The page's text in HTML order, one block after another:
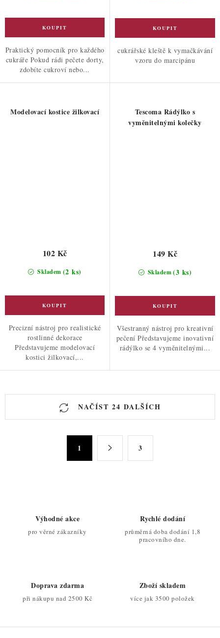
Praktický pomocník pro každého
cukráře Pokud rádi pečete dorty,
zdobíte cukroví nebo...
cukrářské kleště k vymačkávání
vzoru do marcipánu
Modelovací kostice žilkovací
Skladem (2 ks)
102 Kč
Precizní nástroj pro realistické
rostlinné dekorace
Představujeme modelovací
kostici žilkovací,...
Tescoma Rádýlko s
vyměnitelnými kolečky
Skladem(3 ks)
149 Kč
Všestranný nástroj pro kreativní
pečení Představujeme inovativní
rádýlko se 4 vyměnitelnými...
O
l
u
NAČÍST 24 DALŠÍCH
1 3
Výhodné akce
pro věrné zákazníky
Rychlé dodání
průměrná doba dodání 1,8
pracovního dne.
Doprava zdarma
při nákupu nad 2500 Kč
Zboží skladem
více jak 3500 položek